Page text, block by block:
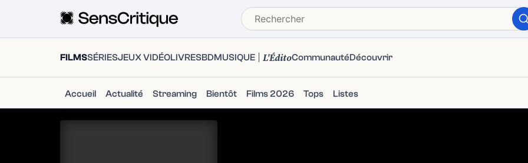
FILMSSÉRIESJEUX VIDÉOLIVRESBDMUSIQUE L'ÉditoCommunautéDécouvrir
Accueil Actualité Streaming Bientôt Films 2026 Tops Listes